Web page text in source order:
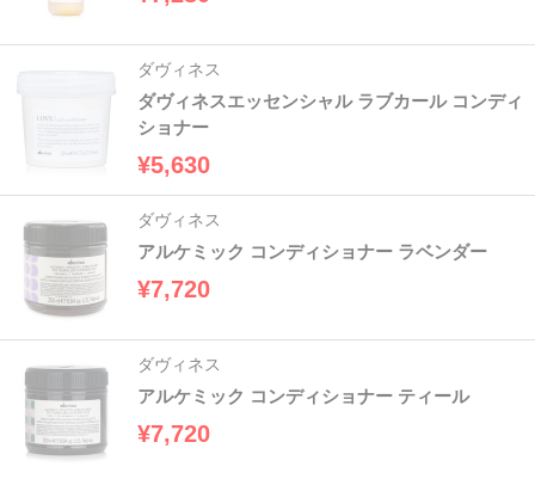
ダヴィネス
ダヴィネスエッセンシャル ラブカール コンディ
ショナー
¥5,630
ダヴィネス
アルケミック コンディショナー ラベンダー
¥7,720
ダヴィネス
アルケミック コンディショナー ティール
¥7,720